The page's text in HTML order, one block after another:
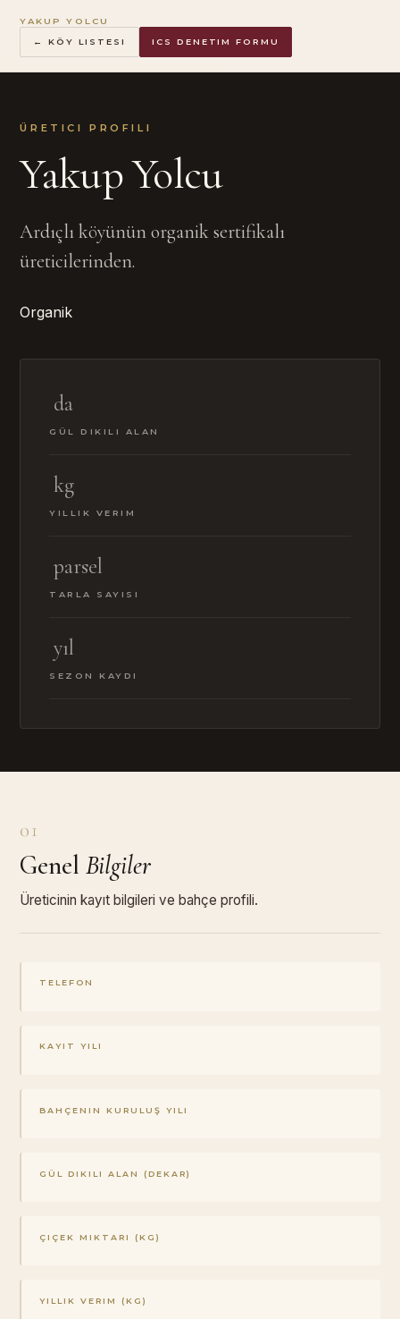
YAKUP YOLCU
← KÖY LISTESI ICS DENETIM FORMU
ÜRETICI PROFILI
Yakup Yolcu
Ardıçlı köyünün organik sertifikalı
üreticilerinden.
Organik
da
GÜL DIKILI ALAN
kg
YILLIK VERIM
parsel
TARLA SAYISI
yıl
SEZON KAYDI
01
Genel Bilgiler
Üreticinin kayıt bilgileri ve bahçe profili.
TELEFON
KAYIT YILI
BAHÇENIN KURULUŞ YILI
GÜL DIKILI ALAN (DEKAR)
ÇIÇEK MIKTARI (KG)
YILLIK VERIM (KG)